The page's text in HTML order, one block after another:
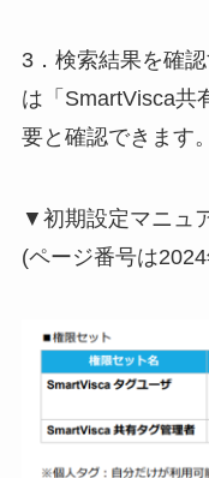
3．検索結果を確
は「SmartVisca共
要と確認できます。
▼初期設定マニュ
(ページ番号は